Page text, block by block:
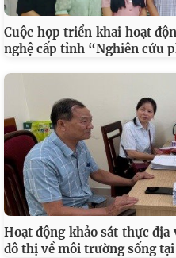
Cuộc họp triển khai hoạt
nghệ cấp tỉnh “Nghiên cứu
Hoạt động khảo sát thực địa
đô thị về môi trường sống